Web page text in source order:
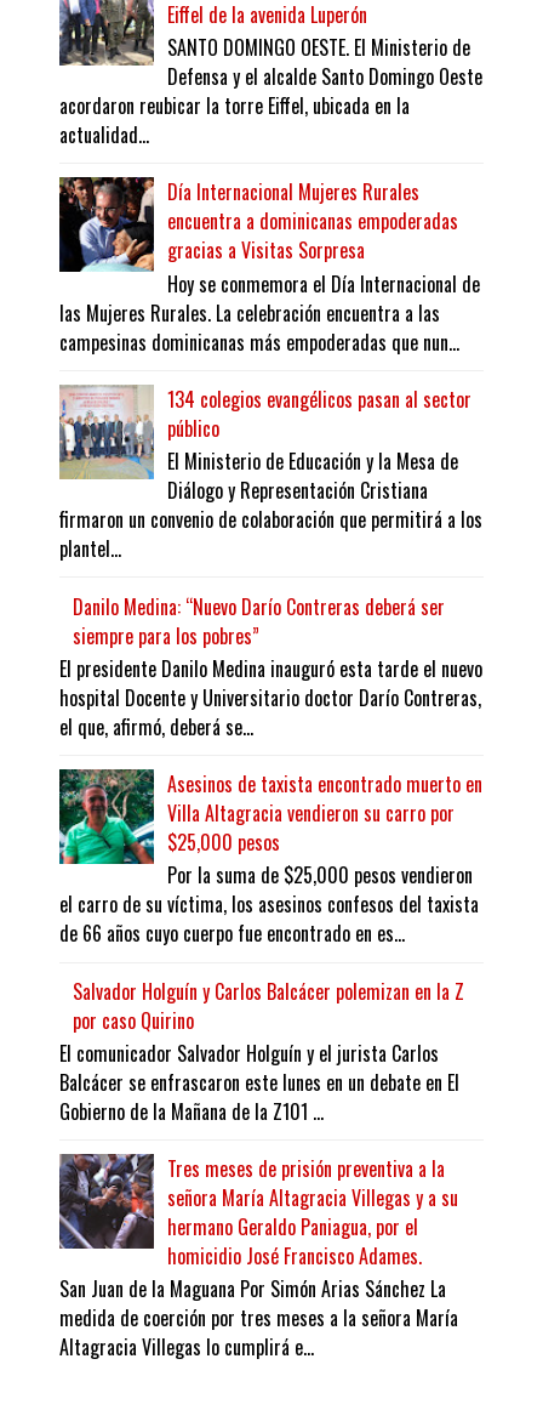
Eiffel de la avenida Luperón
SANTO DOMINGO OESTE. El Ministerio de
Defensa y el alcalde Santo Domingo Oeste
acordaron reubicar la torre Eiffel, ubicada en la
actualidad...
Día Internacional Mujeres Rurales
encuentra a dominicanas empoderadas
gracias a Visitas Sorpresa
Hoy se conmemora el Día Internacional de
las Mujeres Rurales. La celebración encuentra a las
campesinas dominicanas más empoderadas que nun...
134 colegios evangélicos pasan al sector
público
El Ministerio de Educación y la Mesa de
Diálogo y Representación Cristiana
firmaron un convenio de colaboración que permitirá a los
plantel...
Danilo Medina: “Nuevo Darío Contreras deberá ser
siempre para los pobres”
El presidente Danilo Medina inauguró esta tarde el nuevo
hospital Docente y Universitario doctor Darío Contreras,
el que, afirmó, deberá se...
Asesinos de taxista encontrado muerto en
Villa Altagracia vendieron su carro por
$25,000 pesos
Por la suma de $25,000 pesos vendieron
el carro de su víctima, los asesinos confesos del taxista
de 66 años cuyo cuerpo fue encontrado en es...
Salvador Holguín y Carlos Balcácer polemizan en la Z
por caso Quirino
El comunicador Salvador Holguín y el jurista Carlos
Balcácer se enfrascaron este lunes en un debate en El
Gobierno de la Mañana de la Z101 ...
Tres meses de prisión preventiva a la
señora María Altagracia Villegas y a su
hermano Geraldo Paniagua, por el
homicidio José Francisco Adames.
San Juan de la Maguana Por Simón Arias Sánchez La
medida de coerción por tres meses a la señora María
Altagracia Villegas lo cumplirá e...